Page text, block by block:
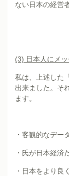
ない日本の経営
(3) 日本人にメ
私は、上述した
出来ました。そ
ます。
・客観的なデー
・氏が日本経済
・日本をより良